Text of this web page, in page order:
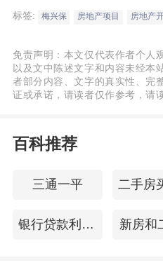
政的驱使之下，很多
了一些一二线城市的
了大量的商品性住宅
来调节房地产还是治
标签: 梅兴保 房地产项目 房地产
免责声明：本文仅代表作者个人
以及文中陈述文字和内容未经本
者部分内容、文字的真实性、完
证或承诺，请读者仅作参考，请
百科推荐
三通一平
银行贷款利息多少 新房和